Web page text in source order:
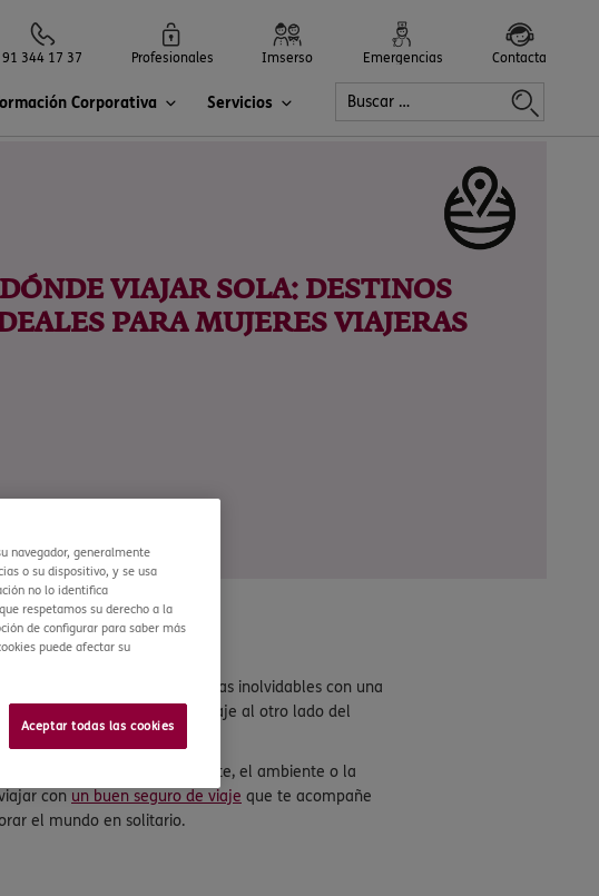
91 344 17 37 Profesionales Imserso Emergencias Contacta
Corporativa Servicios
DÓNDE VIAJAR SOLA: DESTINOS
PARA MUJERES VIAJERAS
de confort y vivir aventuras inolvidables con una
corta o en un gran viaje al otro lado del
La seguridad, el transporte, el ambiente o la
con un buen seguro de viaje que te acompañe
el mundo en solitario.
navegador, generalmente
o su dispositivo, y se usa
no lo identifica
respetamos su derecho a la
de configurar para saber más
puede afectar su
Aceptar todas las cookies